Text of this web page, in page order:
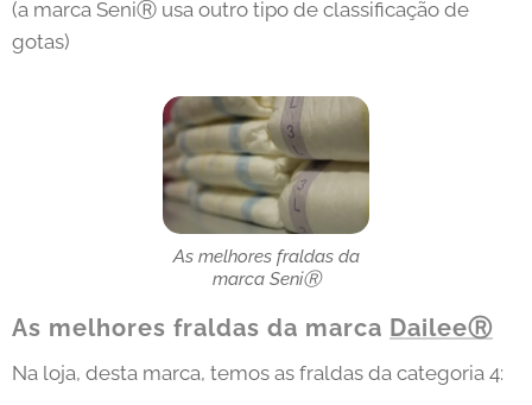
(a marca SeniⓇ usa outro tipo de classificação de
gotas)
As melhores fraldas da
marca SeniⓇ
As melhores fraldas da marca DaileeⓇ
Na loja, desta marca, temos as fraldas da categoria 4: